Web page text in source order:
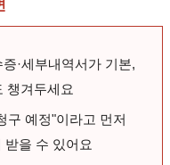
·세부내역서가 기본,
챙겨두세요
구 예정"이라고 먼저
받을 수 있어요